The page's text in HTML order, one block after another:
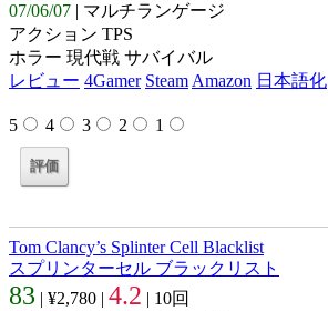
07/06/07 | マルチランゲージ
アクション TPS
ホラー 現代戦 サバイバル
レビュー 4Gamer Steam Amazon 日本語化
5 4 3 2 1
Tom Clancy’s Splinter Cell Blacklist
スプリンターセル ブラックリスト
83 | ¥2,780 | 4.2 | 10回